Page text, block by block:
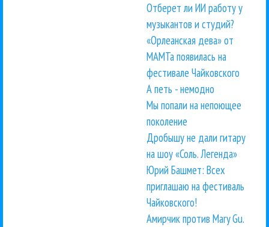
Отберет ли ИИ работу у
музыкантов и студий?
«Орлеанская дева» от
МАМТа появилась на
фестивале Чайковского
А петь - немодно
Мы попали на непоющее
поколение
Дробышу не дали гитару
на шоу «Соль. Легенда»
Юрий Башмет: Всех
приглашаю на фестиваль
Чайковского!
Амирчик против Mary Gu.